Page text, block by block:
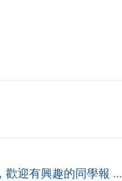
迎有興趣的同學報 ...